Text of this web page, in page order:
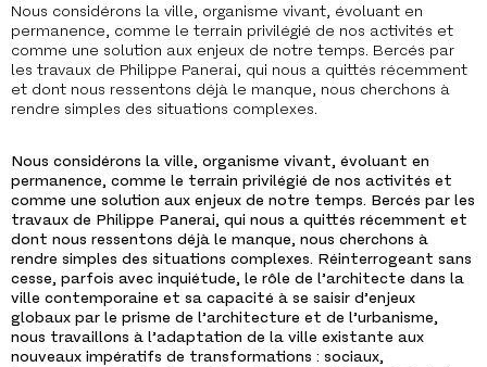
Nous considérons la ville, organisme vivant, évoluant en
permanence, comme le terrain privilégié de nos activités et
comme une solution aux enjeux de notre temps. Bercés par
les travaux de Philippe Panerai, qui nous a quittés récemment
et dont nous ressentons déjà le manque, nous cherchons à
rendre simples des situations complexes.
Nous considérons la ville, organisme vivant, évoluant en
permanence, comme le terrain privilégié de nos activités et
comme une solution aux enjeux de notre temps. Bercés par les
travaux de Philippe Panerai, qui nous a quittés récemment et
dont nous ressentons déjà le manque, nous cherchons à
rendre simples des situations complexes. Réinterrogeant sans
cesse, parfois avec inquiétude, le rôle de l’architecte dans la
ville contemporaine et sa capacité à se saisir d’enjeux
globaux par le prisme de l’architecture et de l’urbanisme,
nous travaillons à l’adaptation de la ville existante aux
nouveaux impératifs de transformations : sociaux,